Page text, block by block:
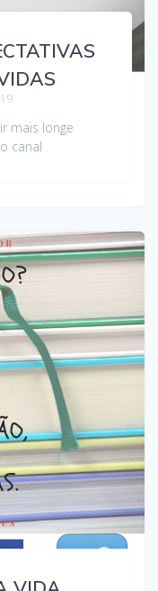
mais longe
canal